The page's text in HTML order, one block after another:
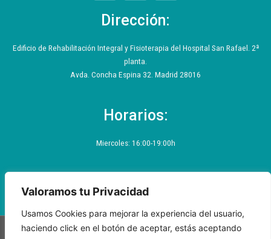
Valoramos tu Privacidad
Usamos Cookies para mejorar la experiencia del usuario,
haciendo click en el botón de aceptar, estás aceptando
i
t
t
r
c
b
o
k
-
f
s
a
r
a
Dirección:
Edificio de Rehabilitación Integral y Fisioterapia del Hospital San Rafael. 2ª
planta.
Avda. Concha Espina 32. Madrid 28016
Horarios:
Miercoles: 16:00-19:00h